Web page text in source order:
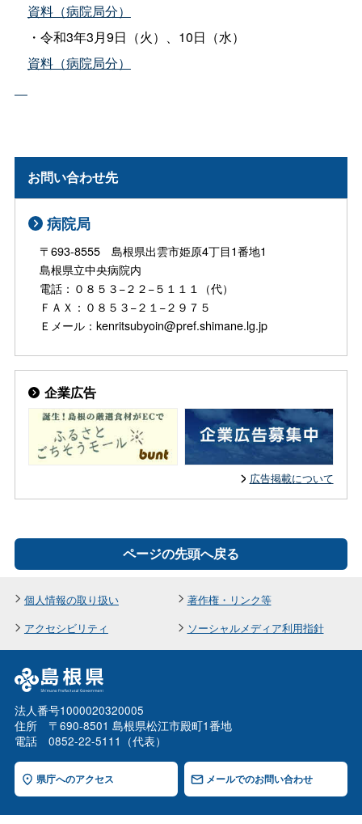
資料（病院局分）
・令和3年3月9日（火）、10日（水）
資料（病院局分）
お問い合わせ先
病院局
〒693-8555 島根県出雲市姫原4丁目1番地1
島根県立中央病院内
電話：０８５３−２２−５１１１（代）
ＦＡＸ：０８５３−２１−２９７５
Ｅメール：kenritsubyoin@pref.shimane.lg.jp
企業広告
広告掲載について
ページの先頭へ戻る
個人情報の取り扱い
著作権・リンク等
アクセシビリティ
ソーシャルメディア利用指針
法人番号1000020320005
住所 〒690-8501 島根県松江市殿町1番地
電話 0852-22-5111（代表）
県庁へのアクセス メールでのお問い合わせ